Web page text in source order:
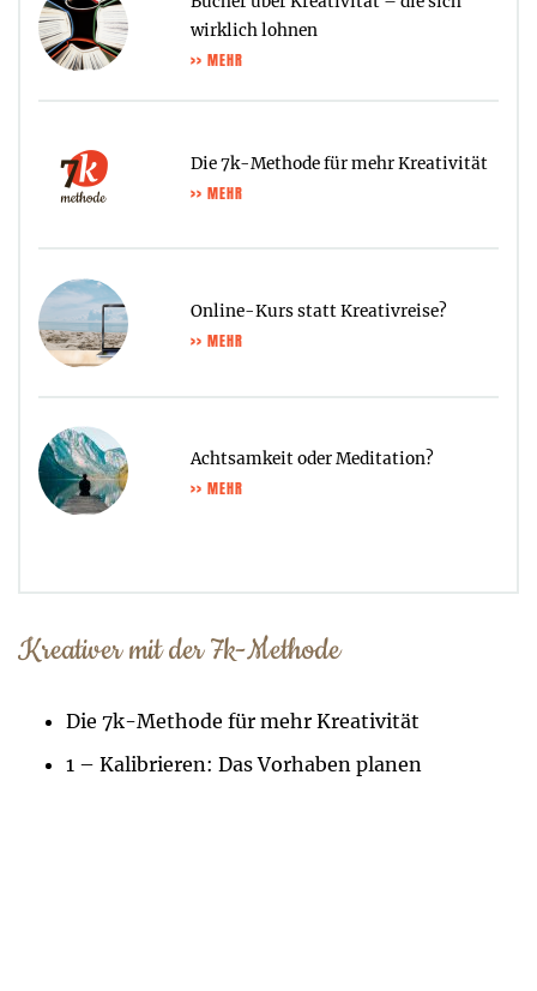
wirklich lohnen
>> MEHR
Die 7k-Methode für mehr Kreativität
>> MEHR
Online-Kurs statt Kreativreise?
>> MEHR
Achtsamkeit oder Meditation?
>> MEHR
Kreativer mit der 7k-Methode
Die 7k-Methode für mehr Kreativität
1 – Kalibrieren: Das Vorhaben planen